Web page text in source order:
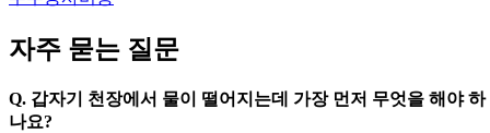
자주 묻는 질문
Q. 갑자기 천장에서 물이 떨어지는데 가장 먼저 무엇을 해야 하
나요?